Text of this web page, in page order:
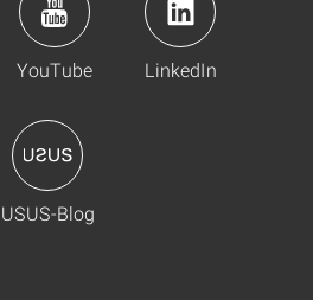
YouTube LinkedIn
USUS-Blog